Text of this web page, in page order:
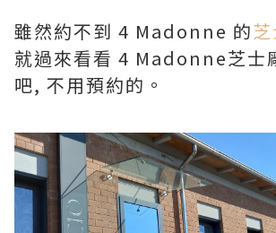
雖然約不到 4 Madonne 的
就過來看看 4 Madonne芝士
吧, 不用預約的。